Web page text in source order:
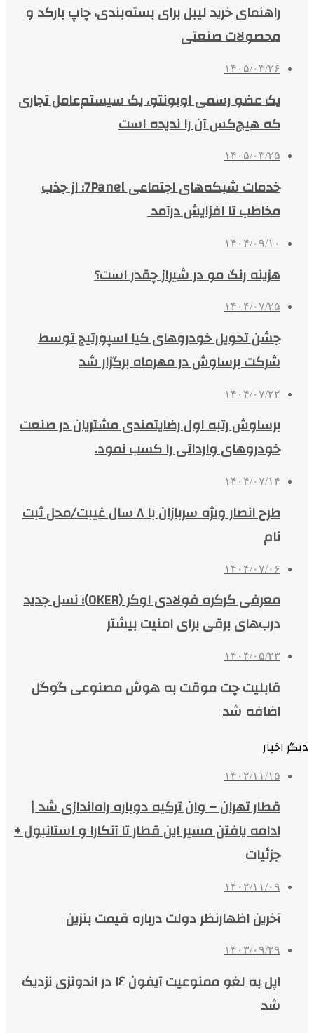
راهنمای خرید لیبل برای بسته‌بندی، چاپ بارکد و
محصولات صنعتی
۱۴۰۵/۰۳/۲۶
یک عضو رسمی اوبونتو، یک سیستم‌عامل تجاری
که هیچ‌کس آن را ندیده است
۱۴۰۵/۰۳/۲۵
خدمات شبکه‌های اجتماعی 7Panel؛ از جذب
مخاطب تا افزایش درآمد
۱۴۰۴/۰۹/۱۰
هزینه رنگ مو در شیراز چقدر است؟
۱۴۰۴/۰۷/۲۵
جشن تحویل خودروهای کیا اسپورتیج توسط
شرکت برساوش در مهرماه برگزار شد
۱۴۰۴/۰۷/۲۲
برساوش رتبه اول رضایتمندی مشتریان در صنعت
خودروهای وارداتی را کسب نمود.
۱۴۰۴/۰۷/۱۴
طرح انصار ویژه سربازان با ۸ سال غیبت/محل ثبت
نام
۱۴۰۴/۰۷/۰۶
معرفی کرکره فولادی اوکر (OKER)؛ نسل جدید
درب‌های برقی برای امنیت بیشتر
۱۴۰۴/۰۵/۲۳
قابلیت چت موقت به هوش مصنوعی گوگل
اضافه شد
دیگر اخبار
۱۴۰۲/۱۱/۱۵
قطار تهران – وان ترکیه دوباره راه‌اندازی شد |
ادامه یافتن مسیر این قطار تا آنکارا و استانبول +
جزئیات
۱۴۰۲/۱۱/۰۹
آخرین اظهارنظر دولت درباره قیمت بنزین
۱۴۰۳/۰۹/۲۹
اپل به لغو ممنوعیت آیفون ۱۶ در اندونزی نزدیک
شد